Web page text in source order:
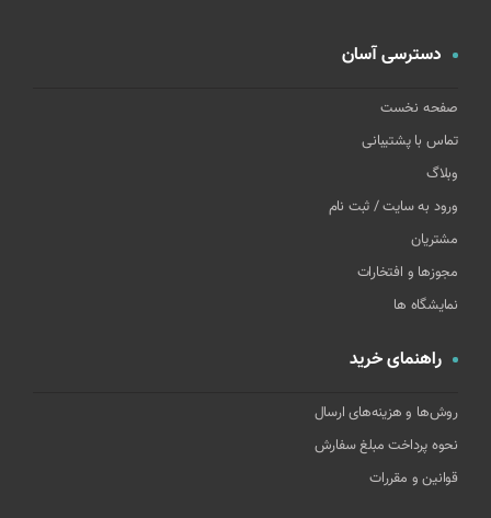
دسترسی آسان
صفحه نخست
تماس با پشتیبانی
وبلاگ
ورود به سایت / ثبت نام
مشتریان
مجوزها و افتخارات
نمایشگاه ها
راهنمای خرید
روش‌ها و هزینه‌های ارسال
نحوه پرداخت مبلغ سفارش
قوانین و مقررات